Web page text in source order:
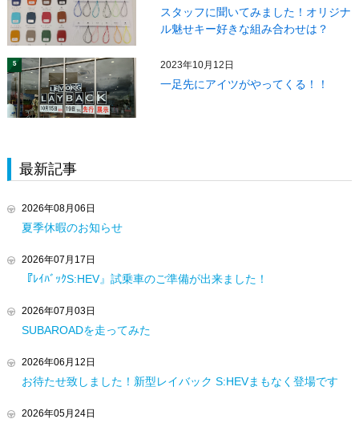
スタッフに聞いてみました！オリジナ
ル魅せキー好きな組み合わせは？
5 2023年10月12日
一足先にアイツがやってくる！！
最新記事
2026年08月06日
夏季休暇のお知らせ
2026年07月17日
『ﾚｲﾊﾞｯｸS:HEV』試乗車のご準備が出来ました！
2026年07月03日
SUBAROADを走ってみた
2026年06月12日
お待たせ致しました！新型レイバック S:HEVまもなく登場です
2026年05月24日